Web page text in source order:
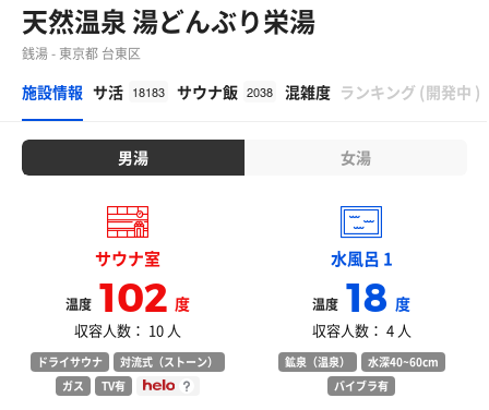
天然温泉 湯どんぶり栄湯
銭湯 - 東京都 台東区
施設情報 サ活 18183 サウナ飯 2038 混雑度 ランキング (開発中 )
男湯 女湯
サウナ室
温度 102度
収容人数： 10 人
ドライサウナ
対流式（ストーン）
ガス
TV有
水風呂 1
温度 18度
収容人数： 4 人
鉱泉（温泉）
水深40~60cm
バイブラ有